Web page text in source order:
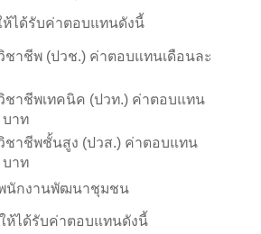
ห้ได้รับค่าตอบแทนดังนี้
ชาชีพ (ปวช.) ค่าตอบแทนเดือนละ
ชาชีพเทคนิค (ปวท.) ค่าตอบแทน
บาท
ชาชีพชั้นสูง (ปวส.) ค่าตอบแทน
บาท
พนักงานพัฒนาชุมชน
ให้ได้รับค่าตอบแทนดังนี้